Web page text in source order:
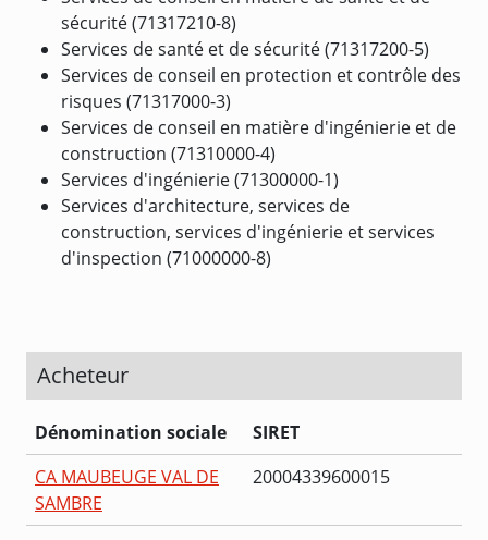
sécurité (71317210-8)
Services de santé et de sécurité (71317200-5)
Services de conseil en protection et contrôle des
risques (71317000-3)
Services de conseil en matière d'ingénierie et de
construction (71310000-4)
Services d'ingénierie (71300000-1)
Services d'architecture, services de
construction, services d'ingénierie et services
d'inspection (71000000-8)
Acheteur
Dénomination sociale
SIRET
CA MAUBEUGE VAL DE
SAMBRE
20004339600015